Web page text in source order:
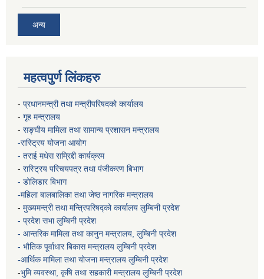
अन्य
महत्वपुर्ण लिंकहरु
- प्रधानमन्त्री तथा मन्त्रीपरिषदको कार्यालय
- गृह मन्त्रालय
- सङ्घीय मामिला तथा सामान्य प्रशासन मन्त्रालय
-रास्ट्रिय योजना आयोग
- तराई मधेस सम्रिद्दी कार्यक्रम
- रास्ट्रिय परिचयपत्र तथा पंजीकरण बिभाग
- डोलिडार बिभाग
-महिला बालबालिका तथा जेष्ठ नागरिक मन्त्रालय
- मुख्यमन्त्री तथा मन्त्रिपरिषद्को कार्यालय लुम्बिनी प्रदेश
- प्रदेश सभा लुम्बिनी प्रदेश
- आन्तरिक मामिला तथा कानुन मन्त्रालय, लुम्बिनी प्रदेश
- भौतिक पूर्वाधार बिकास मन्त्रालय लुम्बिनी प्रदेश
-आर्थिक मामिला तथा योजना मन्त्रालय लुम्बिनी प्रदेश
-भुमि व्यवस्था, कृषि तथा सहकारी मन्त्रालय लुम्बिनी प्रदेश